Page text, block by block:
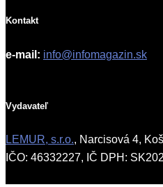
Kontakt
e-mail: info@infomagazin.sk
Vydavateľ
LEMUR, s.r.o., Narcisová 4,
IČO: 46332227, IČ DPH: